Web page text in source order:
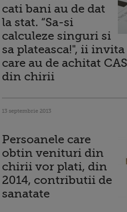
cati bani au de dat
la stat. “Sa-si
calculeze singuri si
sa plateasca!", ii
care au de achitat
din chirii
13 septembrie 2013
Persoanele care
obtin venituri din
chirii vor plati, din
2014, contributii de
sanatate